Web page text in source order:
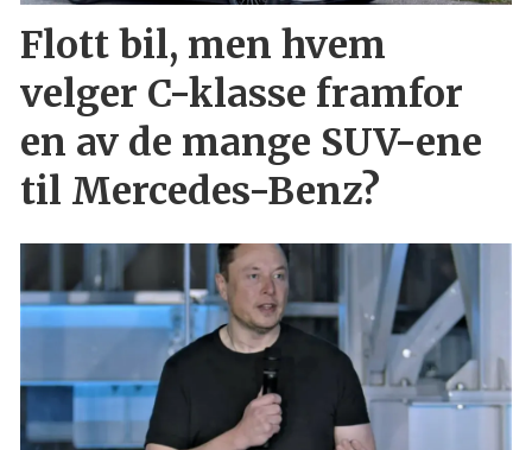
Flott bil, men hvem
velger C-klasse framfor
en av de mange SUV-ene
til Mercedes-Benz?